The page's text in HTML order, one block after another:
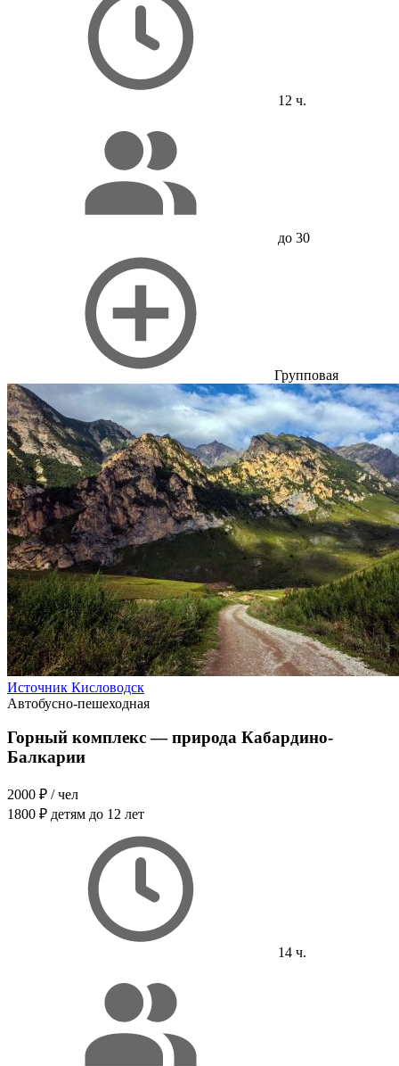
12 ч.
до 30
Групповая
Источник Кисловодск
Автобусно-пешеходная
Горный комплекс — природа Кабардино-
Балкарии
2000 ₽ / чел
1800 ₽ детям до 12 лет
14 ч.